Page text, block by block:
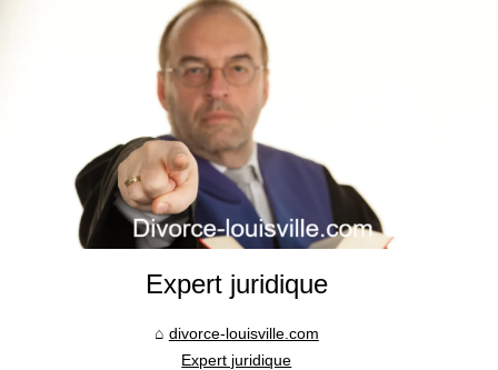
Expert juridique
divorce-louisville.com
Expert juridique